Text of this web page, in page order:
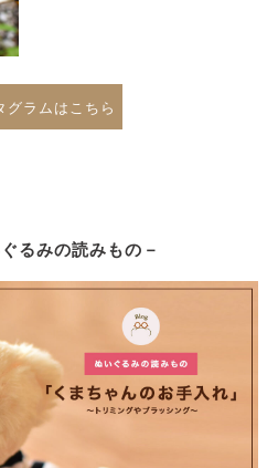
グラムはこちら
るみの読みもの－